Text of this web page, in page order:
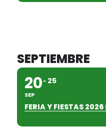
SEPTIEMBRE
20
SEP
25
FERIA Y FIESTAS